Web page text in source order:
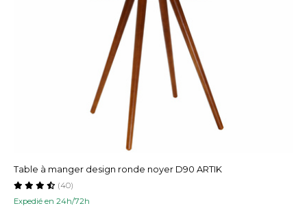
Table à manger design ronde noyer D90 ARTIK
Expedié en 24h/72h
(40)